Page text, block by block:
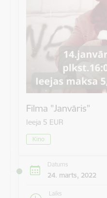
Filma "Janvāris"
Ieeja 5 EUR
Kino
Datums
24. marts, 2022
Laiks